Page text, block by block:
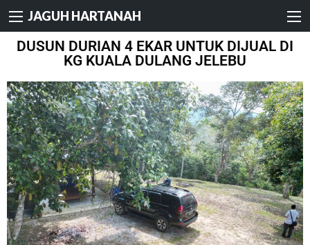
JAGUH HARTANAH
DUSUN DURIAN 4 EKAR UNTUK DIJUAL DI
KG KUALA DULANG JELEBU